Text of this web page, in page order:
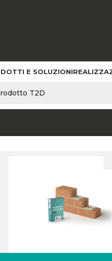
E SOLUZIONI